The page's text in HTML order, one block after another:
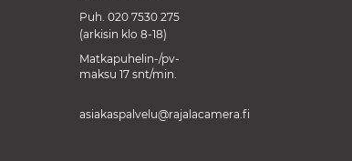
Puh. 020 7530 275
(arkisin klo 8-18)
Matkapuhelin-/pv-
maksu 17 snt/min.
asiakaspalvelu@rajalacamera.fi